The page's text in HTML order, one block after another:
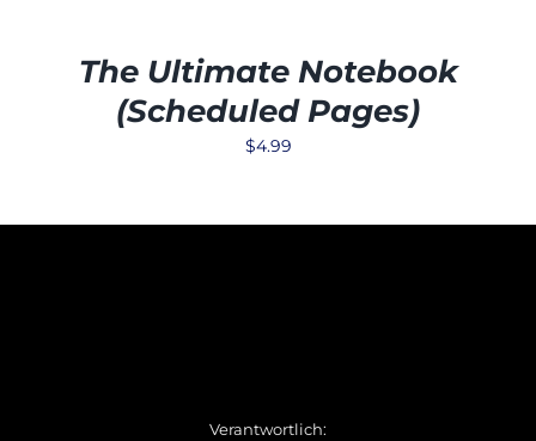
The Ultimate Notebook
(Scheduled Pages)
$4.99
Verantwortlich: